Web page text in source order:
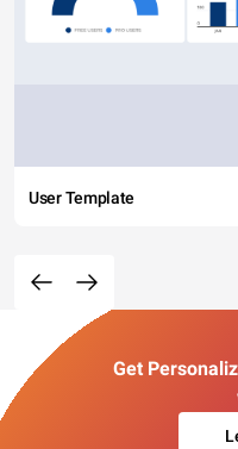
User Template
Get